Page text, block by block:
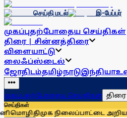
செய்தி மடல் இ-பேப்பர்
முகப்புதற்போதைய செய்திகள்
திரை | சின்னத்திரை
விளையாட்டு
லைஃப்ஸ்டைல்
ஜோதிடம்தமிழ்நாடுஇந்தியா
முகப்புதற்போதைய செய்திகள்
செய்திகள்
திமுக நிலைப்பாட்டை அறிய